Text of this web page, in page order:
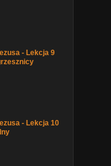
- Lekcja 9
- Lekcja 10